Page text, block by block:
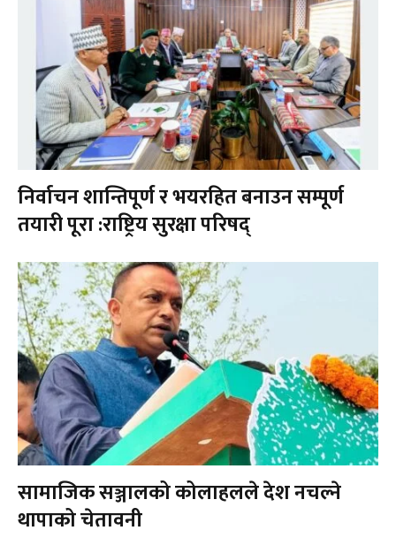
निर्वाचन शान्तिपूर्ण र भयरहित बनाउन सम्पूर्ण
तयारी पूरा :राष्ट्रिय सुरक्षा परिषद्
सामाजिक सञ्जालको कोलाहलले देश नचल्ने
थापाको चेतावनी